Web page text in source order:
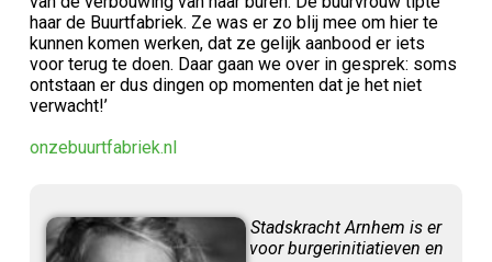
haar de Buurtfabriek. Ze was er zo blij mee om hier te
kunnen komen werken, dat ze gelijk aanbood er iets
voor terug te doen. Daar gaan we over in gesprek: soms
ontstaan er dus dingen op momenten dat je het niet
verwacht!’
onzebuurtfabriek.nl
Stadskracht Arnhem is er
voor burgerinitiatieven en